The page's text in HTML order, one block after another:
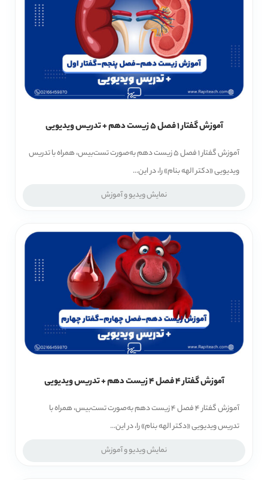
آموزش گفتار 1 فصل 5 زیست دهم + تدریس ویدیویی
آموزش گفتار 1 فصل 5 زیست دهم به‌صورت تست‌بیس، همراه با تدریس
ویدیویی «دکتر الهه بنام» را، در این...
نمایش ویدیو و آموزش
آموزش گفتار 4 فصل 4 زیست دهم + تدریس ویدیویی
آموزش گفتار 4 فصل 4 زیست دهم به‌صورت تست‌بیس، همراه با
تدریس ویدیویی «دکتر الهه بنام» را، در این...
نمایش ویدیو و آموزش